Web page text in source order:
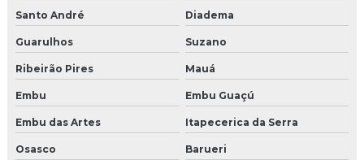
Soluções em elevadores
Valor da manutenção do elevador
Santo André Diadema
Guarulhos Suzano
Ribeirão Pires Mauá
Embu Embu Guaçú
Embu das Artes Itapecerica da Serra
Osasco Barueri